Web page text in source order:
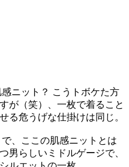
ニット？ こうトボケた方
が（笑）、一枚で着ること
る危うげな仕掛けは同じ。
、ここの肌感ニットとは
男らしいミドルゲージで、